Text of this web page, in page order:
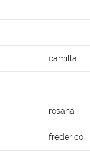
camilla
rosana
frederico